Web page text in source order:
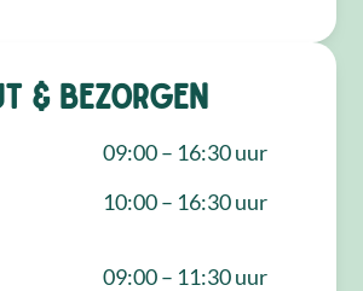
& bezorgen
09:00 – 16:30 uur
10:00 – 16:30 uur
09:00 – 11:30 uur